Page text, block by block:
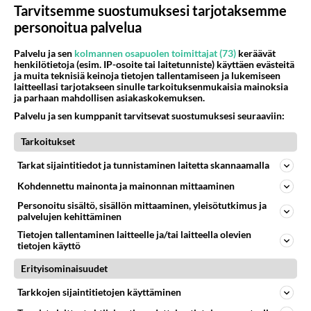
05.08.2026 07:23
Kotimaiset julkkisjuorut
😅
05.08.2026 13:25
Ikävä
Voiko meidän välit
Koskaan parantua tästä?
05.08.2026 05:34
Jos SDP ei voita reilusti, persut kumoavat demokratian Suomesta
Näin tekisi ainakin Rydman seuratessaan idolinsa Trumpin mallia https://www.is.fi/politiikka/art-2000012187244.html
06.08.2026 09:02
Maailman menoa
413
650
Onko kaivattusi
Kummallinen jossakin suhteessa?
05.08.2026 17:47
Ikävä
46
Huumerikos. Yleisesti uskotaan, että se seikka, että eräs KiPan pelaaja kärähtää huumeista, on vain jäävuoren huippu. M
05.08.2026 03:21
Kitee
564
Tarvitsemme suostumuksesi tarjotaksemme
personoitua palvelua
Palvelu ja sen kolmannen osapuolen toimittajat (73) keräävät
henkilötietoja (esim. IP-osoite tai laitetunniste) käyttäen evästeitä
ja muita teknisiä keinoja tietojen tallentamiseen ja lukemiseen
laitteellasi tarjotakseen sinulle tarkoituksenmukaisia mainoksia
ja parhaan mahdollisen asiakaskokemuksen.
Palvelu ja sen kumppanit tarvitsevat suostumuksesi seuraaviin:
Tarkoitukset
Tarkat sijaintitiedot ja tunnistaminen laitetta skannaamalla
Kohdennettu mainonta ja mainonnan mittaaminen
Personoitu sisältö, sisällön mittaaminen, yleisötutkimus ja
palvelujen kehittäminen
Tietojen tallentaminen laitteelle ja/tai laitteella olevien
tietojen käyttö
Erityisominaisuudet
Tarkkojen sijaintitietojen käyttäminen